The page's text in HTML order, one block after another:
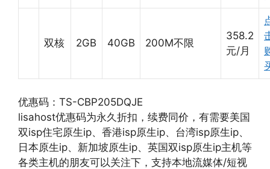
双核 2GB 40GB 200M不限
358.2
元/月
优惠码：TS-CBP205DQJE
lisahost优惠码为永久折扣，续费同价，有需要美国
双isp住宅原生ip、香港isp原生ip、台湾isp原生ip、
日本原生ip、新加坡原生ip、英国双isp原生ip主机等
各类主机的朋友可以关注下，支持本地流媒体/短视